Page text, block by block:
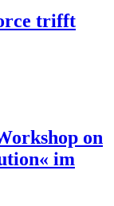
trifft
on
im